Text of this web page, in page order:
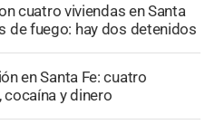
cuatro viviendas en Santa
de fuego: hay dos detenidos
en Santa Fe: cuatro
cocaína y dinero